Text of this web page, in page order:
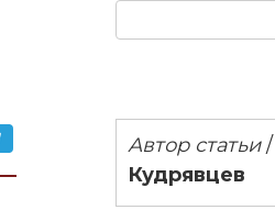
Автор статьи/
Кудрявцев